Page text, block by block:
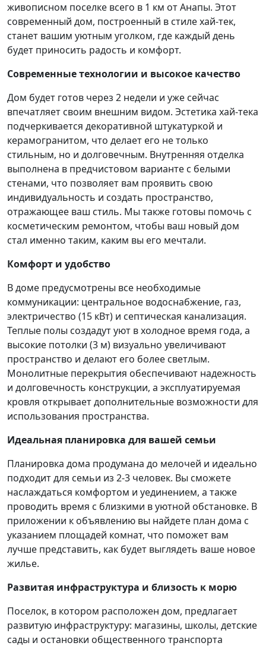
живописном поселке всего в 1 км от Анапы. Этот
современный дом, построенный в стиле хай-тек,
станет вашим уютным уголком, где каждый день
будет приносить радость и комфорт.
Современные технологии и высокое качество
Дом будет готов через 2 недели и уже сейчас
впечатляет своим внешним видом. Эстетика хай-тека
подчеркивается декоративной штукатуркой и
керамогранитом, что делает его не только
стильным, но и долговечным. Внутренняя отделка
выполнена в предчистовом варианте с белыми
стенами, что позволяет вам проявить свою
индивидуальность и создать пространство,
отражающее ваш стиль. Мы также готовы помочь с
косметическим ремонтом, чтобы ваш новый дом
стал именно таким, каким вы его мечтали.
Комфорт и удобство
В доме предусмотрены все необходимые
коммуникации: центральное водоснабжение, газ,
электричество (15 кВт) и септическая канализация.
Теплые полы создадут уют в холодное время года, а
высокие потолки (3 м) визуально увеличивают
пространство и делают его более светлым.
Монолитные перекрытия обеспечивают надежность
и долговечность конструкции, а эксплуатируемая
кровля открывает дополнительные возможности для
использования пространства.
Идеальная планировка для вашей семьи
Планировка дома продумана до мелочей и идеально
подходит для семьи из 2-3 человек. Вы сможете
наслаждаться комфортом и уединением, а также
проводить время с близкими в уютной обстановке. В
приложении к объявлению вы найдете план дома с
указанием площадей комнат, что поможет вам
лучше представить, как будет выглядеть ваше новое
жилье.
Развитая инфраструктура и близость к морю
Поселок, в котором расположен дом, предлагает
развитую инфраструктуру: магазины, школы, детские
сады и остановки общественного транспорта